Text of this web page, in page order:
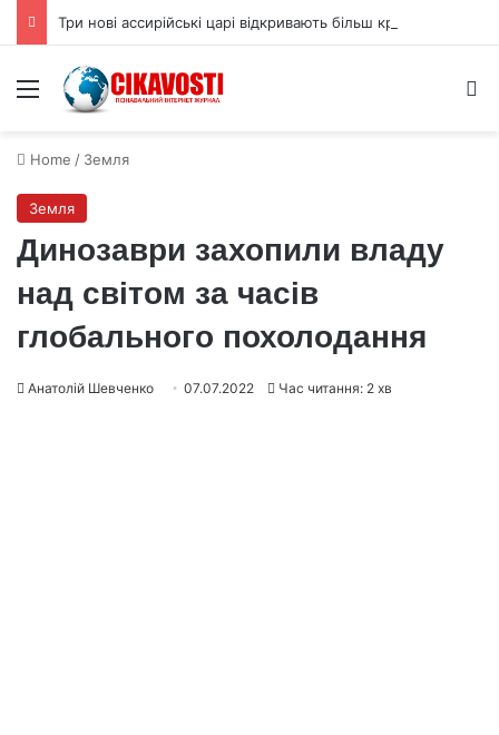
Menu
Home / Земля
Земля
Динозаври захопили владу
над світом за часів
глобального похолодання
Анатолій Шевченко 07.07.2022 Час читання: 2 хв